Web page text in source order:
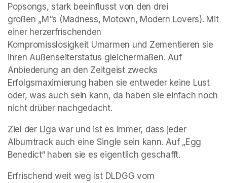
Popsongs, stark beeinflusst von den drei
großen „M“s (Madness, Motown, Modern Lovers). Mit
einer herzerfrischenden
Kompromisslosigkeit Umarmen und Zementieren sie
ihren Außenseiterstatus gleichermaßen. Auf
Anbiederung an den Zeitgeist zwecks
Erfolgsmaximierung haben sie entweder keine Lust
oder, was auch sein kann, da haben sie einfach noch
nicht drüber nachgedacht.
Ziel der Liga war und ist es immer, dass jeder
Albumtrack auch eine Single sein kann. Auf „Egg
Benedict“ haben sie es eigentlich geschafft.
Erfrischend weit weg ist DLDGG vom